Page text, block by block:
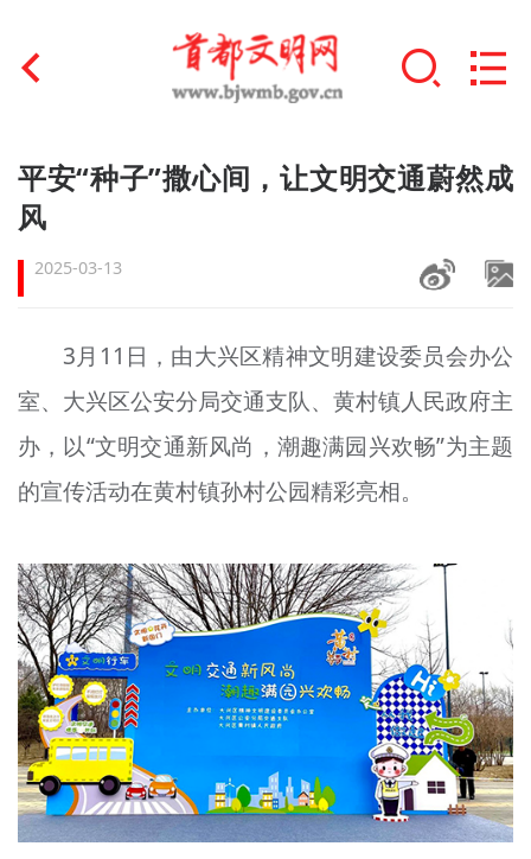
首页
文明创建
文明实践
未成年人思想道德建设
榜样人物
+
身边好人
文明评论
北京宣传文化引导基金
宣传思想文化人才
专题
资料库
+
平安“种子”撒心间，让文明交通蔚然成
风
2025-03-13
3月11日，由大兴区精神文明建设委员会办公
室、大兴区公安分局交通支队、黄村镇人民政府主
办，以“文明交通新风尚，潮趣满园兴欢畅”为主题
的宣传活动在黄村镇孙村公园精彩亮相。